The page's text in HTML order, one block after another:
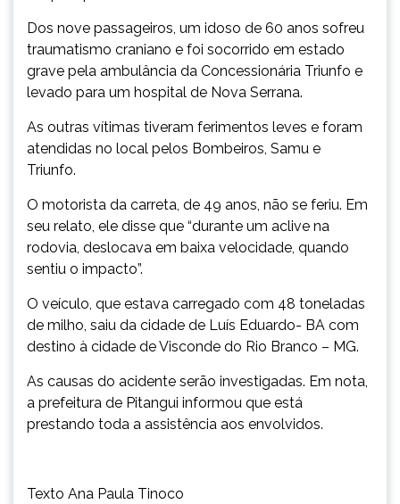
Dos nove passageiros, um idoso de 60 anos sofreu
traumatismo craniano e foi socorrido em estado
grave pela ambulância da Concessionária Triunfo e
levado para um hospital de Nova Serrana.
As outras vítimas tiveram ferimentos leves e foram
atendidas no local pelos Bombeiros, Samu e
Triunfo.
O motorista da carreta, de 49 anos, não se feriu. Em
seu relato, ele disse que “durante um aclive na
rodovia, deslocava em baixa velocidade, quando
sentiu o impacto”.
O veículo, que estava carregado com 48 toneladas
de milho, saiu da cidade de Luís Eduardo- BA com
destino à cidade de Visconde do Rio Branco – MG.
As causas do acidente serão investigadas. Em nota,
a prefeitura de Pitangui informou que está
prestando toda a assistência aos envolvidos.
Texto Ana Paula Tinoco